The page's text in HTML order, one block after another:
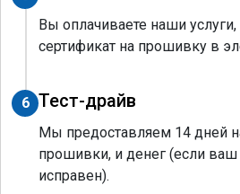
Вы оплачиваете наши
сертификат на прошивку в
6 Тест-драйв
Мы предоставляем 14 дней
прошивки, и денег (если
исправен).